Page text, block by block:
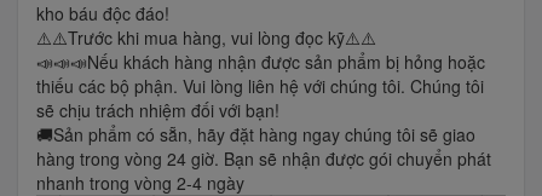
kho báu độc đáo!
⚠️⚠️Trước khi mua hàng, vui lòng đọc kỹ⚠️⚠️
📣📣📣Nếu khách hàng nhận được sản phẩm bị hỏng hoặc
thiếu các bộ phận. Vui lòng liên hệ với chúng tôi. Chúng tôi
sẽ chịu trách nhiệm đối với bạn!
🚚Sản phẩm có sẵn, hãy đặt hàng ngay chúng tôi sẽ giao
hàng trong vòng 24 giờ. Bạn sẽ nhận được gói chuyển phát
nhanh trong vòng 2-4 ngày